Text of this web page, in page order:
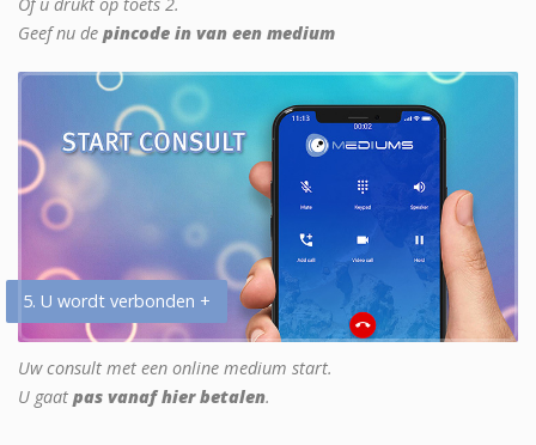
Of u drukt op toets 2.
Geef nu de pincode in van een medium
5. U wordt verbonden +
Uw consult met een online medium start.
U gaat pas vanaf hier betalen.